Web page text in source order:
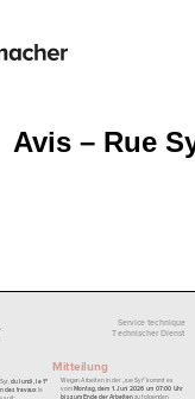
Avis – Rue